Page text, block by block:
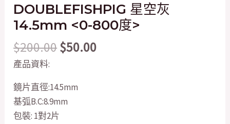
DOUBLEFISHPIG 星空灰
14.5mm <0-800度>
$200.00$50.00
產品資料:
鏡片直徑:14.5mm
基弧B.C:8.9mm
包裝: 1對2片